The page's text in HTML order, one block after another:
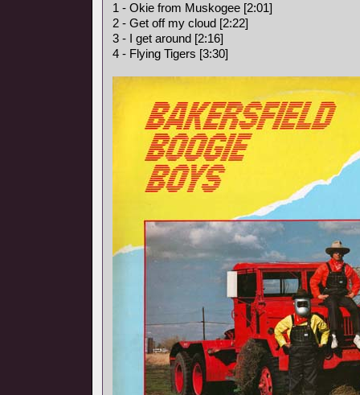
1 - Okie from Muskogee [2:01]
2 - Get off my cloud [2:22]
3 - I get around [2:16]
4 - Flying Tigers [3:30]